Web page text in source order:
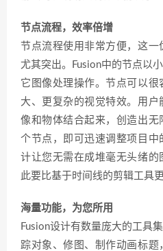
节点流程，效率倍增
节点流程使用非常方便，这一
尤其突出。Fusion中的节点以
它图像处理操作。节点可以很
大、更复杂的视觉特效。用户
像和物体结合起来，创造出
个节点，即可迅速调整项目
计让您无需在成堆毫无头绪的
此要比基于时间线的剪辑工具
海量功能，为您所用
Fusion设计有数量庞大的工具
踪对象、修图、制作动画标